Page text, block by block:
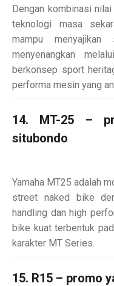
Dengan kombinasi
teknologi masa
mampu
menyenangkan
berkonsep sport
performa mesin yang
14. MT-25 –
situbondo
Yamaha MT25 adalah
street naked bike
handling dan high
bike kuat terbentuk
karakter MT Series.
15. R15 – promo